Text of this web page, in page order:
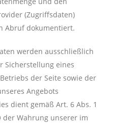
(Zugriffsdaten)
Abruf dokumentiert.
werden ausschließlich
Sicherstellung eines
der Seite sowie der
Angebots
dient gemäß Art. 6 Abs. 1
der Wahrung unserer im